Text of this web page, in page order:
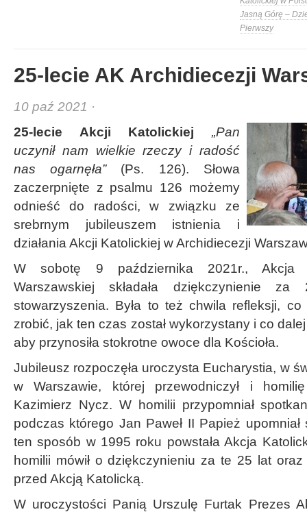
Jasną Górę –
Pierwszy
25-lecie AK Archidiecezji
10 paź 2021 ·
25-lecie Akcji Katolickiej „Pan
uczynił nam wielkie rzeczy i radość
nas ogarnęła” (Ps. 126). Słowa
zaczerpnięte z psalmu 126 możemy
odnieść do radości, w związku ze
srebrnym jubileuszem istnienia i
działania Akcji Katolickiej w Archidiecezji
W sobotę 9 października 2021r., Akcja
Warszawskiej składała dziękczynienie
stowarzyszenia. Była to też chwila refleksji,
zrobić, jak ten czas został wykorzystany i co
aby przynosiła stokrotne owoce dla Kościoła.
Jubileusz rozpoczęła uroczysta Eucharystia, w
w Warszawie, której przewodniczył i homilię
Kazimierz Nycz. W homilii przypomniał
podczas którego Jan Paweł II Papież
ten sposób w 1995 roku powstała Akcja
homilii mówił o dziękczynieniu za te 25 lat
przed Akcją Katolicką.
W uroczystości Panią Urszulę Furtak Prezes